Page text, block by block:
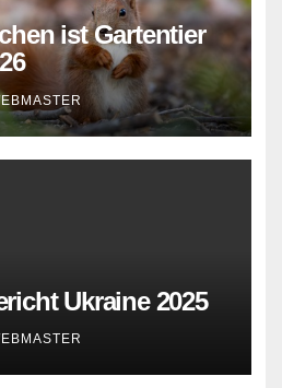
ist Gartentier
Ukraine 2025